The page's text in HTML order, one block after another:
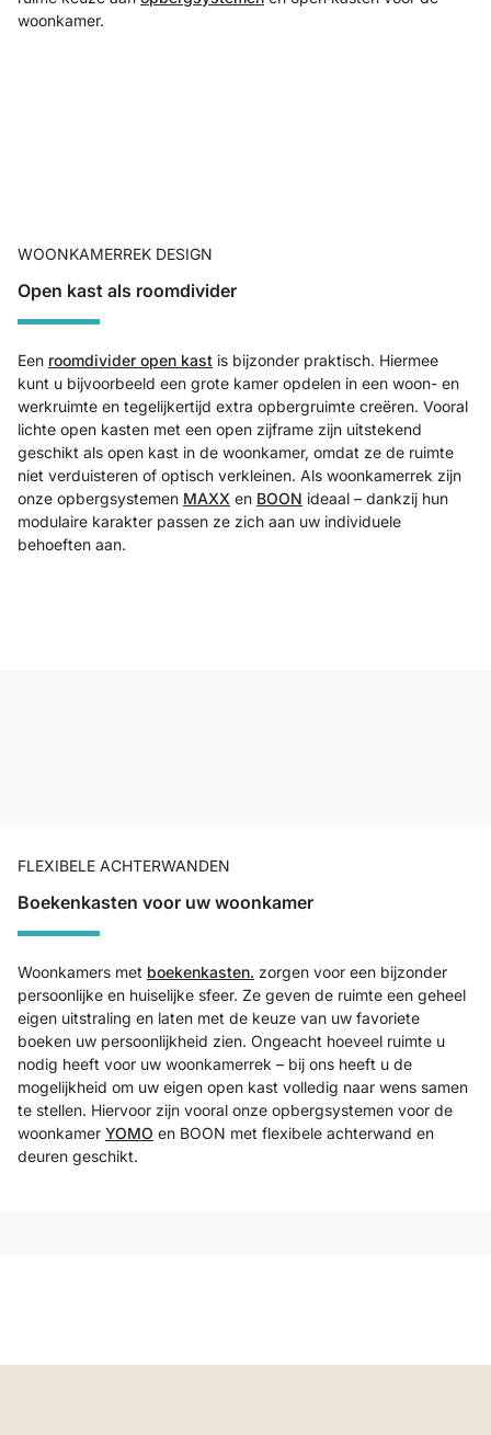
woonkamer.
WOONKAMERREK DESIGN
Open kast als roomdivider
Een roomdivider open kast is bijzonder praktisch. Hiermee
kunt u bijvoorbeeld een grote kamer opdelen in een woon- en
werkruimte en tegelijkertijd extra opbergruimte creëren. Vooral
lichte open kasten met een open zijframe zijn uitstekend
geschikt als open kast in de woonkamer, omdat ze de ruimte
niet verduisteren of optisch verkleinen. Als woonkamerrek zijn
onze opbergsystemen MAXX en BOON ideaal – dankzij hun
modulaire karakter passen ze zich aan uw individuele
behoeften aan.
FLEXIBELE ACHTERWANDEN
Boekenkasten voor uw woonkamer
Woonkamers met boekenkasten. zorgen voor een bijzonder
persoonlijke en huiselijke sfeer. Ze geven de ruimte een geheel
eigen uitstraling en laten met de keuze van uw favoriete
boeken uw persoonlijkheid zien. Ongeacht hoeveel ruimte u
nodig heeft voor uw woonkamerrek – bij ons heeft u de
mogelijkheid om uw eigen open kast volledig naar wens samen
te stellen. Hiervoor zijn vooral onze opbergsystemen voor de
woonkamer YOMO en BOON met flexibele achterwand en
deuren geschikt.